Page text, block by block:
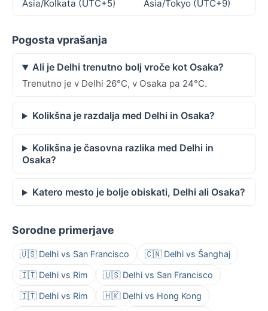
Asia/Kolkata (UTC+5) Asia/Tokyo (UTC+9)
Pogosta vprašanja
Ali je Delhi trenutno bolj vroče kot Osaka?
Trenutno je v Delhi 26°C, v Osaka pa 24°C.
Kolikšna je razdalja med Delhi in Osaka?
Kolikšna je časovna razlika med Delhi in
Osaka?
Katero mesto je bolje obiskati, Delhi ali Osaka?
Sorodne primerjave
🇺🇸 Delhi vs San Francisco 🇨🇳 Delhi vs Šanghaj
🇮🇹 Delhi vs Rim 🇺🇸 Delhi vs San Francisco
🇮🇹 Delhi vs Rim 🇭🇰 Delhi vs Hong Kong